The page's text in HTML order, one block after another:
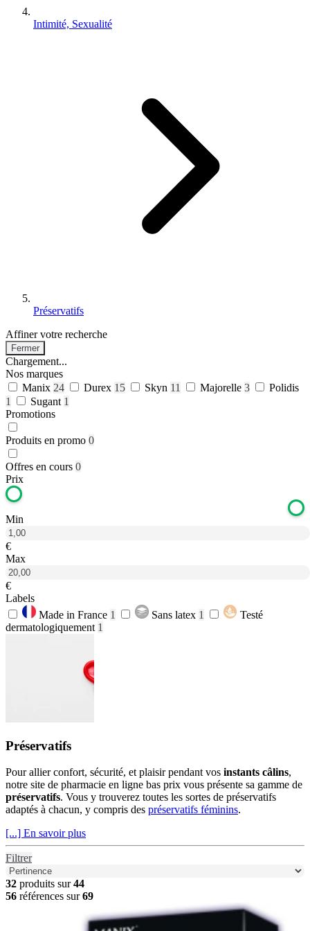
Intimité, Sexualité
Préservatifs
Affiner votre recherche
Fermer
Chargement...
Nos marques
Manix 24 Durex 15 Skyn 11 Majorelle 3
Polidis
1
Sugant 1
Promotions
Produits en promo 0
Offres en cours 0
Prix
Min
€
Max
€
Labels
Made in France 1 Sans latex 1
Testé
dermatologiquement 1
Préservatifs
Pour allier confort, sécurité, et plaisir pendant vos instants câlins,
notre site de pharmacie en ligne bas prix vous présente sa gamme de
préservatifs. Vous y trouverez toutes les sortes de préservatifs
adaptés à chacun, y compris des préservatifs féminins.
[...] En savoir plus
Filtrer
32 produits sur44
56 références sur69